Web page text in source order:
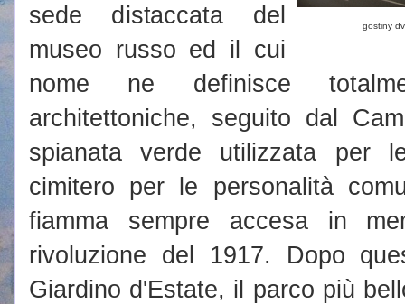
gostiny
sede distaccata del
museo russo ed il cui
nome ne definisce
architettoniche, seguito dal
spianata verde utilizzata per
cimitero per le personalità
fiamma sempre accesa in
rivoluzione del 1917. Dopo
Giardino d'Estate, il parco più